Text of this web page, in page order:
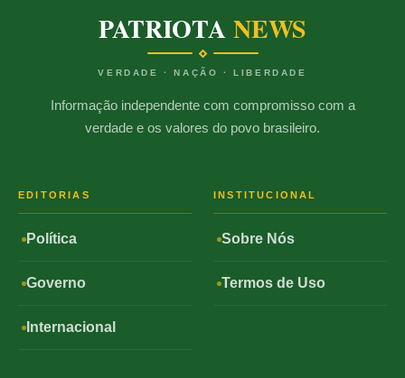
PATRIOTANEWS
VERDADE · NAÇÃO · LIBERDADE
Informação independente com compromisso com a
verdade e os valores do povo brasileiro.
EDITORIAS
Política
Governo
Internacional
INSTITUCIONAL
Sobre Nós
Termos de Uso